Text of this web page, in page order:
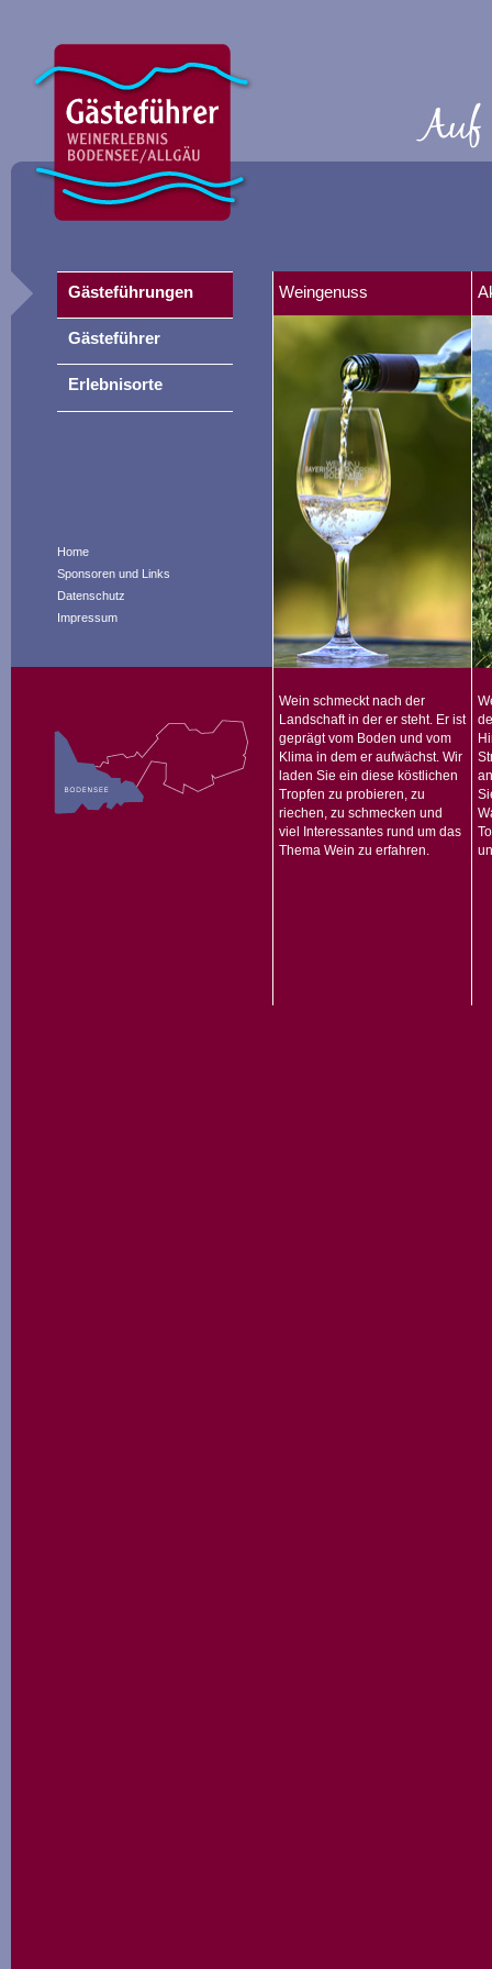
Home
Sponsoren und Links
Datenschutz
Impressum
Weingenuss
Wein schmeckt nach der
Landschaft in der er steht. Er ist
geprägt vom Boden und vom
Klima in dem er aufwächst. Wir
laden Sie ein diese köstlichen
Tropfen zu probieren, zu
riechen, zu schmecken und
viel Interessantes rund um das
Thema Wein zu erfahren.
Gästeführungen
Gästeführer
Erlebnisorte